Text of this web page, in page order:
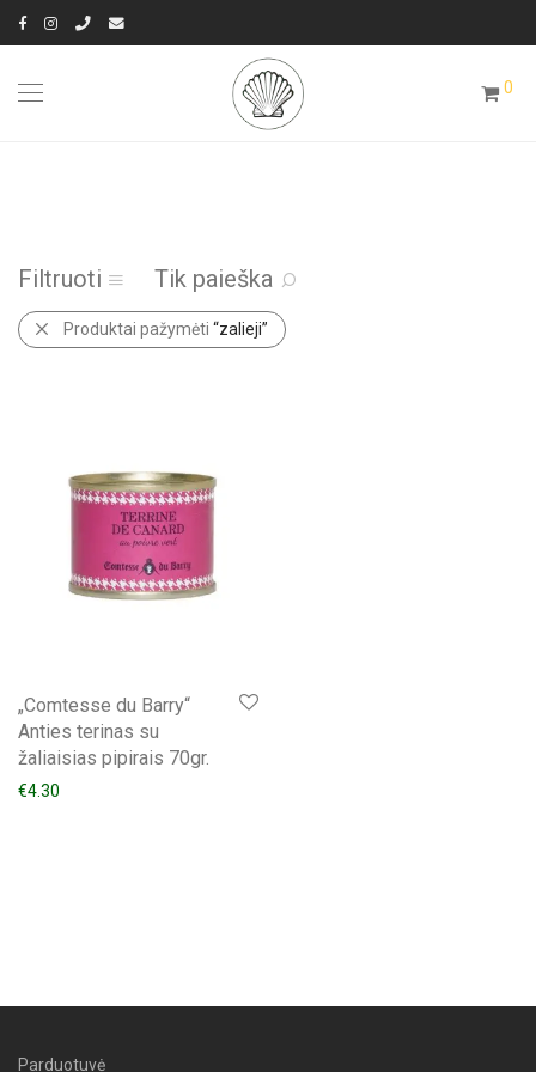
0
Filtruoti Tik paieška
Produktai pažymėti “zalieji”
„Comtesse du Barry“
Anties terinas su
žaliaisias pipirais 70gr.
€4.30
Parduotuvė